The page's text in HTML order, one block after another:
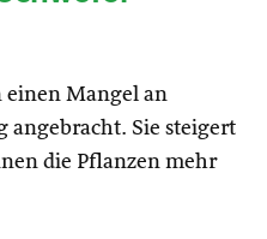
einen Mangel an
angebracht. Sie steigert
die Pflanzen mehr